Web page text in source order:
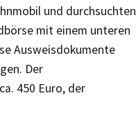
und durchsuchten
mit einem unteren
Ausweisdokumente
Der
450 Euro, der